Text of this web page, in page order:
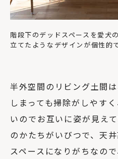
階段下のデッドスペースを愛犬
立てたようなデザインが個性的
半外空間のリビング土間
しまっても掃除がしやす
いのでお互いに姿が見え
のかたちがいびつで、天
スペースになりがちなの